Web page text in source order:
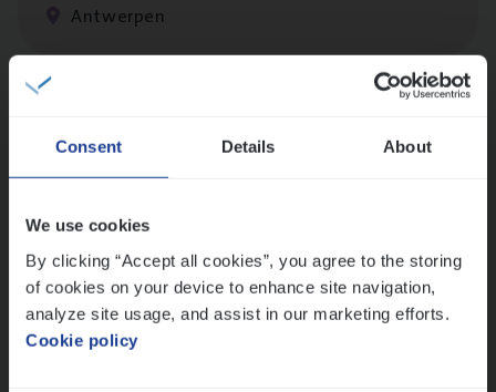
Consent Details About
We use cookies
By clicking “Accept all cookies”, you agree to the storing
of cookies on your device to enhance site navigation,
analyze site usage, and assist in our marketing efforts.
Cookie policy
Antwerpen
Sales Management
Client Exe­cu­ti­ve Marine
Insurance Operations